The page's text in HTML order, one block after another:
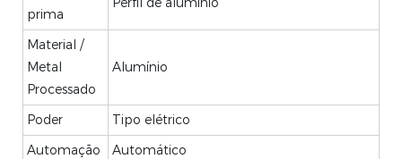
prima
Material /
Metal
Processado
Alumínio
Poder
Tipo elétrico
Automação
Automático